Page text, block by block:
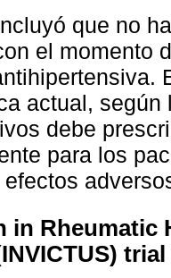
que no
el momento
actual,
debe
para los
in Rheumatic
trial